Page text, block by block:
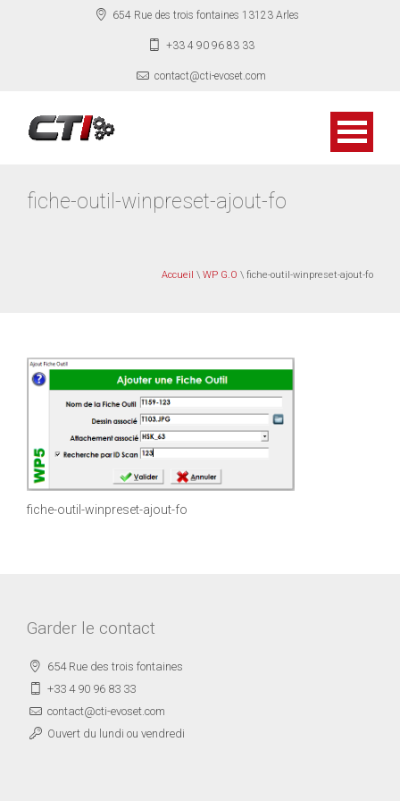
654 Rue des trois fontaines 13123 Arles
+33 4 90 96 83 33
contact@cti-evoset.com
fiche-outil-winpreset-ajout-fo
Accueil \ WP G.O \ fiche-outil-winpreset-ajout-fo
fiche-outil-winpreset-ajout-fo
Garder le contact
654 Rue des trois fontaines
+33 4 90 96 83 33
contact@cti-evoset.com
Ouvert du lundi ou vendredi